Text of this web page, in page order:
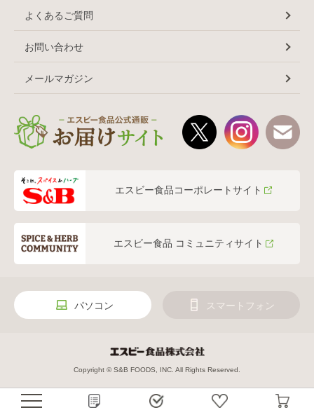
よくあるご質問
お問い合わせ
メールマガジン
エスビー食品コーポレートサイト
エスビー食品 コミュニティサイト
パソコン スマートフォン
Copyright © S&B FOODS, INC. All Rights Reserved.